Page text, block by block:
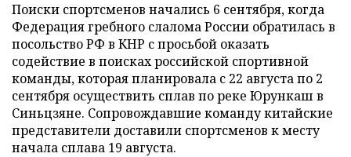
Поиски спортсменов начались 6 сентября, когда
Федерация гребного слалома России обратилась в
посольство РФ в КНР с просьбой оказать
содействие в поисках российской спортивной
команды, которая планировала с 22 августа по 2
сентября осуществить сплав по реке Юрункаш в
Синьцзяне. Сопровождавшие команду китайские
представители доставили спортсменов к месту
начала сплава 19 августа.